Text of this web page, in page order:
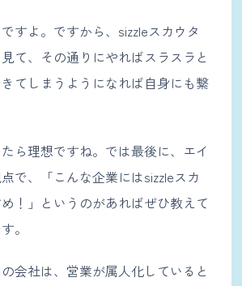
すよ。ですから、sizzleスカウタ
て、その通りにやればスラスラと
てしまうようになれば自身にも繋
ら理想ですね。では最後に、エイ
で、「こんな企業にはsizzleスカ
！」というのがあればぜひ教えて
。
会社は、営業が属人化していると